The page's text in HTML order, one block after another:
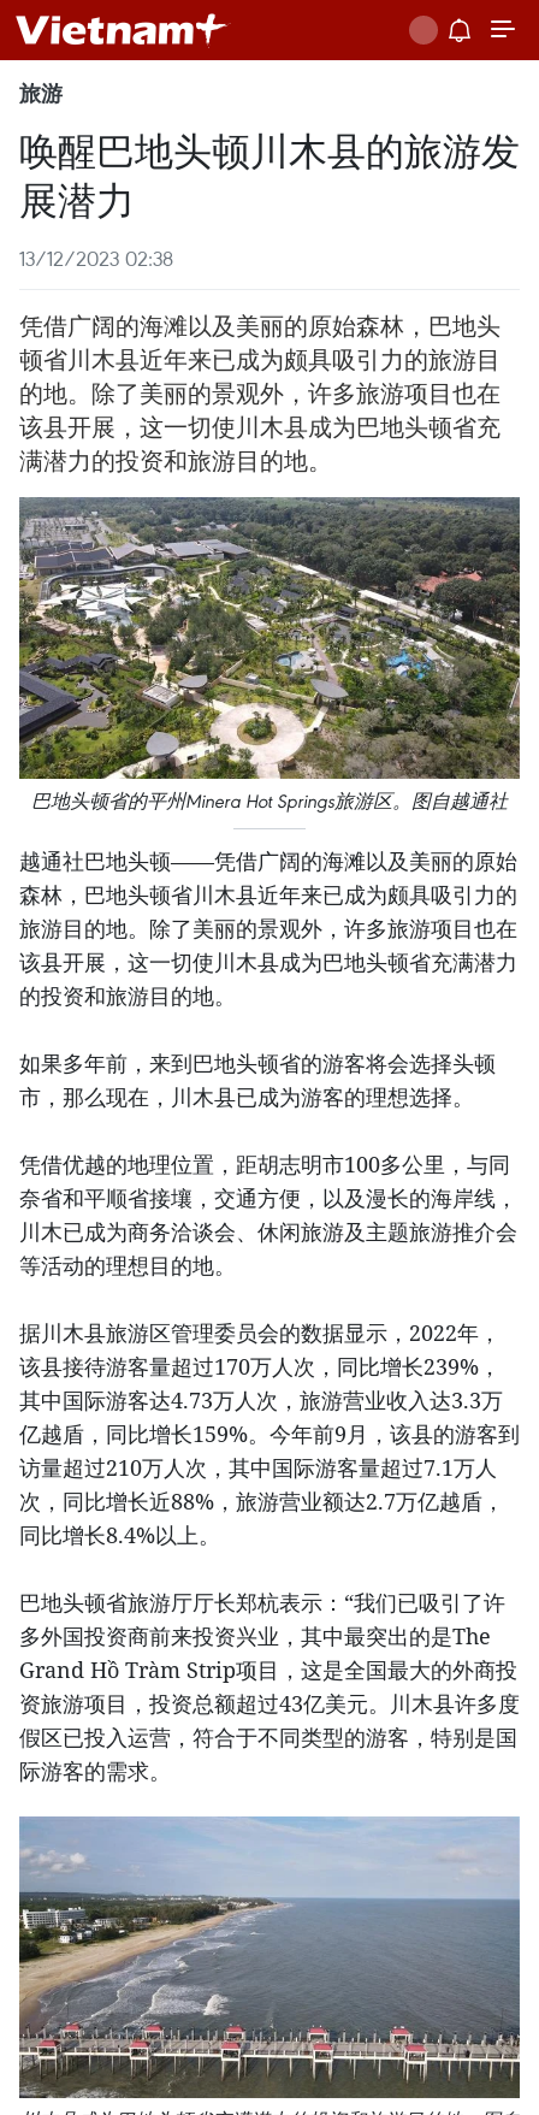
旅游
唤醒巴地头顿川木县的旅游发
展潜力
13/12/2023 02:38
凭借广阔的海滩以及美丽的原始森林，巴地头
顿省川木县近年来已成为颇具吸引力的旅游目
的地。除了美丽的景观外，许多旅游项目也在
该县开展，这一切使川木县成为巴地头顿省充
满潜力的投资和旅游目的地。
巴地头顿省的平州Minera Hot Springs旅游区。图自越通社
越通社巴地头顿——凭借广阔的海滩以及美丽的原始
森林，巴地头顿省川木县近年来已成为颇具吸引力的
旅游目的地。除了美丽的景观外，许多旅游项目也在
该县开展，这一切使川木县成为巴地头顿省充满潜力
的投资和旅游目的地。
如果多年前，来到巴地头顿省的游客将会选择头顿
市，那么现在，川木县已成为游客的理想选择。
凭借优越的地理位置，距胡志明市100多公里，与同
奈省和平顺省接壤，交通方便，以及漫长的海岸线，
川木已成为商务洽谈会、休闲旅游及主题旅游推介会
等活动的理想目的地。
据川木县旅游区管理委员会的数据显示，2022年，
该县接待游客量超过170万人次，同比增长239%，
其中国际游客达4.73万人次，旅游营业收入达3.3万
亿越盾，同比增长159%。今年前9月，该县的游客到
访量超过210万人次，其中国际游客量超过7.1万人
次，同比增长近88%，旅游营业额达2.7万亿越盾，
同比增长8.4%以上。
巴地头顿省旅游厅厅长郑杭表示：“我们已吸引了许
多外国投资商前来投资兴业，其中最突出的是The
Grand Hồ Tràm Strip项目，这是全国最大的外商投
资旅游项目，投资总额超过43亿美元。川木县许多度
假区已投入运营，符合于不同类型的游客，特别是国
际游客的需求。